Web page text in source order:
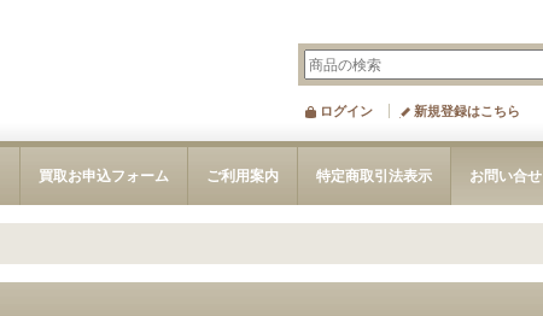
ログイン 新規登録はこちら
買取お申込フォーム ご利用案内 特定商取引法表示 お問い合せ